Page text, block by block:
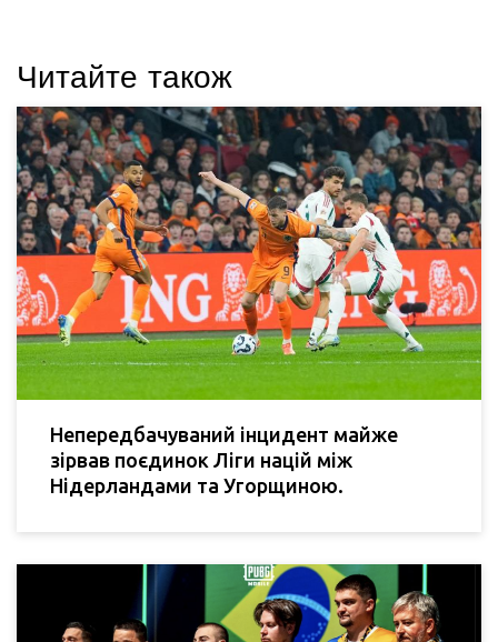
Читайте також
Непередбачуваний інцидент майже
зірвав поєдинок Ліги націй між
Нідерландами та Угорщиною.